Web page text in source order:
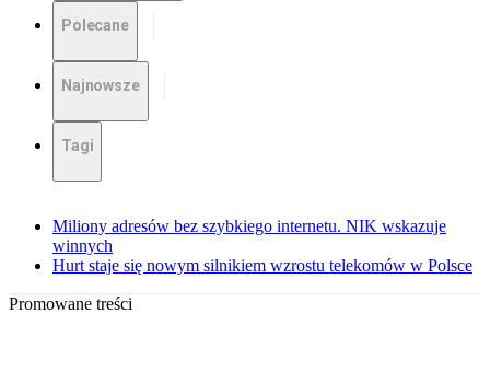
Polecane
Najnowsze
Tagi
Miliony adresów bez szybkiego internetu. NIK wskazuje
winnych
Hurt staje się nowym silnikiem wzrostu telekomów w Polsce
Promowane treści